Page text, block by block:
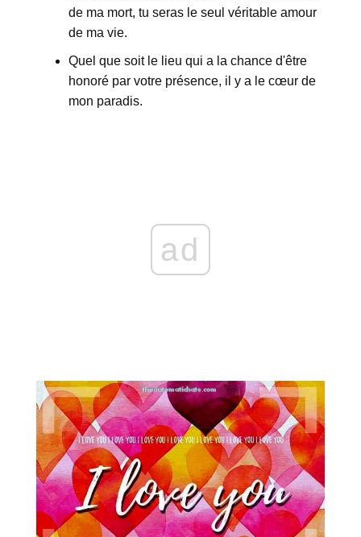
de ma mort, tu seras le seul véritable amour
de ma vie.
Quel que soit le lieu qui a la chance d'être
honoré par votre présence, il y a le cœur de
mon paradis.
ad